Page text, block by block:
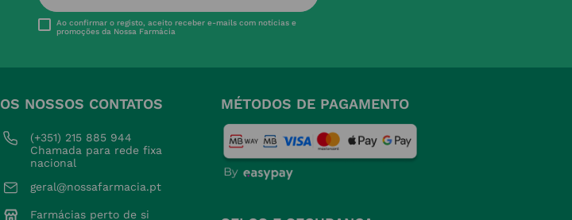
Ao confirmar o registo, aceito receber e-mails com notícias e
promoções da Nossa Farmácia
OS NOSSOS CONTATOS
(+351) 215 885 944
Chamada para rede fixa
nacional
geral@nossafarmacia.pt
Farmácias perto de si
MÉTODOS DE PAGAMENTO